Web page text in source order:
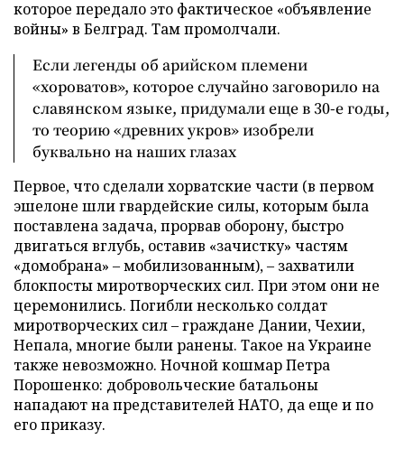
которое передало это фактическое «объявление
войны» в Белград. Там промолчали.
Если легенды об арийском племени
«хороватов», которое случайно заговорило на
славянском языке, придумали еще в 30-е годы,
то теорию «древних укров» изобрели
буквально на наших глазах
Первое, что сделали хорватские части (в первом
эшелоне шли гвардейские силы, которым была
поставлена задача, прорвав оборону, быстро
двигаться вглубь, оставив «зачистку» частям
«домобрана» – мобилизованным), – захватили
блокпосты миротворческих сил. При этом они не
церемонились. Погибли несколько солдат
миротворческих сил – граждане Дании, Чехии,
Непала, многие были ранены. Такое на Украине
также невозможно. Ночной кошмар Петра
Порошенко: добровольческие батальоны
нападают на представителей НАТО, да еще и по
его приказу.